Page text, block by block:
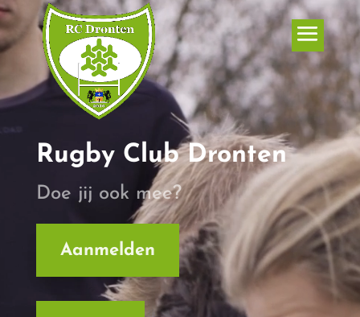
Videospeler
Rugby Club Dronten
Doe jij ook mee?
Aanmelden